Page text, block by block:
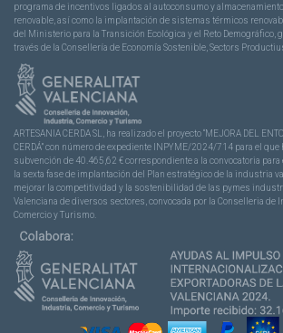
programa de incentivos ligados al autoconsumo y
renovable, así como la implantación de sistemas térmicos
del Ministerio para la Transición Ecológica y el Reto Demográfico,
través de la Consellería de Economía Sostenible, Sectors
ARTESANIA CERDA SL, ha realizado el proyecto “MEJORA DEL
CERDÁ” con número de expediente INPYME/2024/714 para el que
subvención de 40.465,62 € correspondiente a la convocatoria
la sexta fase de implantación del Plan estratégico de la industria
mejorar la competitividad y la sostenibilidad de las pymes
Valenciana de diversos sectores, convocada por la Conselleria de
Comercio y Turismo.